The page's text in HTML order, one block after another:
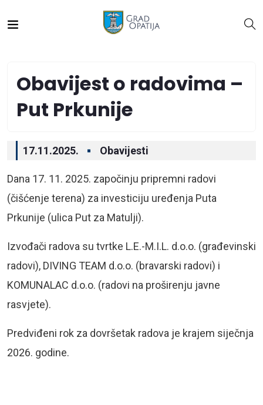
Obavijest o radovima –
Put Prkunije
17.11.2025. Obavijesti
Dana 17. 11. 2025. započinju pripremni radovi
(čišćenje terena) za investiciju uređenja Puta
Prkunije (ulica Put za Matulji).
Izvođači radova su tvrtke L.E.-M.I.L. d.o.o. (građevinski
radovi), DIVING TEAM d.o.o. (bravarski radovi) i
KOMUNALAC d.o.o. (radovi na proširenju javne
rasvjete).
Predviđeni rok za dovršetak radova je krajem siječnja
2026. godine.